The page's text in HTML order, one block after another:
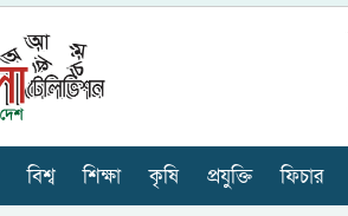
বিশ্ব শিক্ষা কৃষি প্রযুক্তি ফিচার